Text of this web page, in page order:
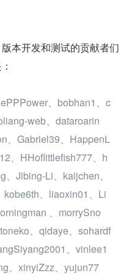
本开发和测试的贡献者们
、bobhan1、c
web、dataroarin
、Gabriel39、HappenL
、HHoflittlefish777、h
Jibing-Li、kaijchen、
、liaoxin01、Li
、morrySno
、qidaye、sohardf
、vinlee1
、xinyiZzz、yujun77